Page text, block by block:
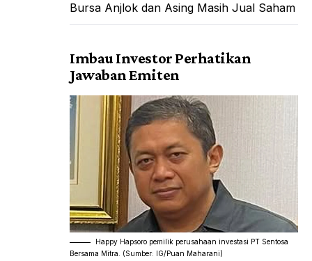
Bursa Anjlok dan Asing Masih Jual Saham
Imbau Investor Perhatikan
Jawaban Emiten
Happy Hapsoro pemilik perusahaan investasi PT Sentosa
Bersama Mitra. (Sumber: IG/Puan Maharani)